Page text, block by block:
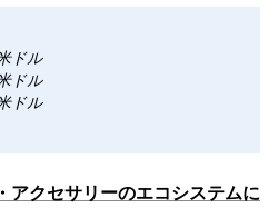
ドル
ドル
ドル
アクセサリーのエコシステムに